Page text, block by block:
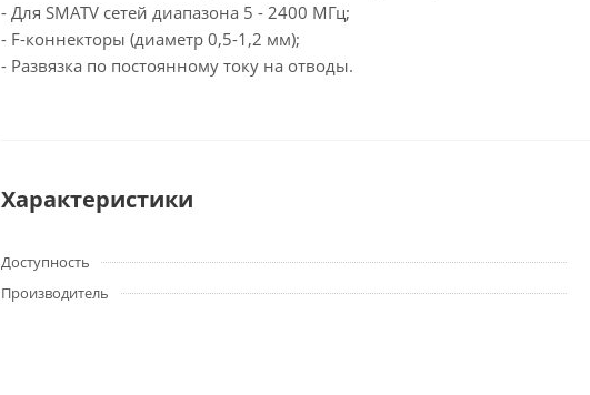
- Для SMATV сетей диапазона 5 - 2400 МГц;
- F-коннекторы (диаметр 0,5-1,2 мм);
- Развязка по постоянному току на отводы.
Характеристики
Доступность
Производитель